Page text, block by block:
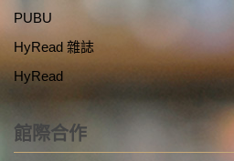
PUBU
HyRead 雜誌
HyRead
館際合作